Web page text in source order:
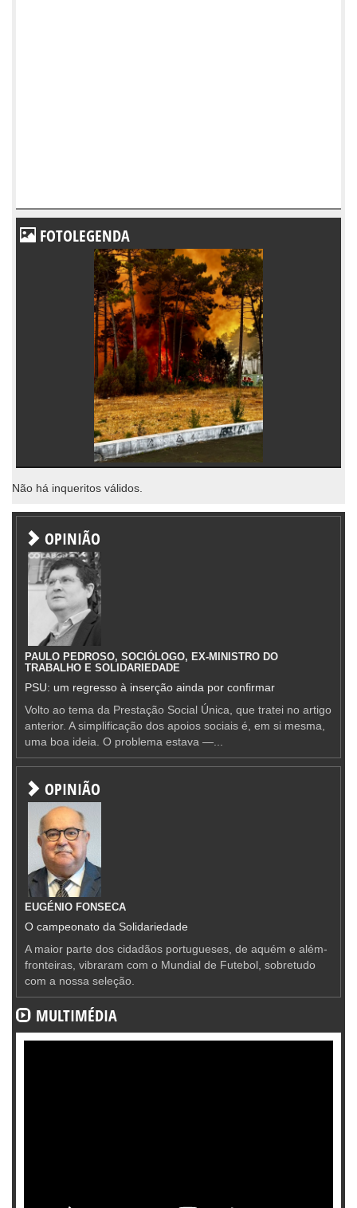
FOTOLEGENDA
Não há inqueritos válidos.
OPINIÃO
PAULO PEDROSO, SOCIÓLOGO, EX-MINISTRO DO
TRABALHO E SOLIDARIEDADE
PSU: um regresso à inserção ainda por confirmar
Volto ao tema da Prestação Social Única, que tratei no artigo
anterior. A simplificação dos apoios sociais é, em si mesma,
uma boa ideia. O problema estava —...
OPINIÃO
EUGÉNIO FONSECA
O campeonato da Solidariedade
A maior parte dos cidadãos portugueses, de aquém e além-
fronteiras, vibraram com o Mundial de Futebol, sobretudo
com a nossa seleção.
MULTIMÉDIA